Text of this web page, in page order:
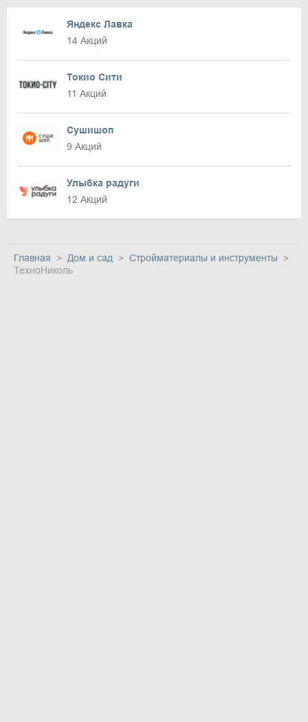
Яндекс Лавка
14 Акций
Токио Сити
11 Акций
Сушишоп
9 Акций
Улыбка радуги
12 Акций
Главная Дом и сад
Стройматериалы и инструменты
ТехноНиколь